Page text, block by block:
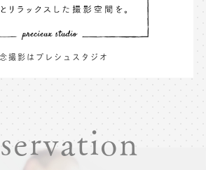
撮影はプレシュスタジオ